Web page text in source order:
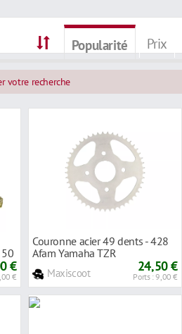
Popularité Prix
votre recherche
€
€
Couronne acier 49 dents - 428
Afam Yamaha TZR
Maxiscoot 24,50 €
Ports : 9,00 €